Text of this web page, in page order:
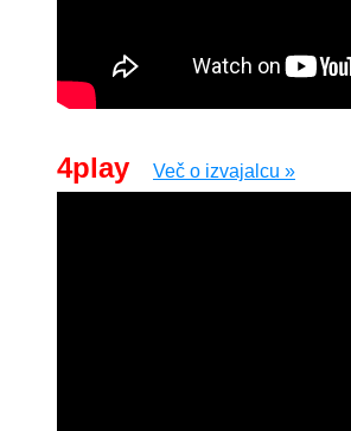
4play Več o izvajalcu »